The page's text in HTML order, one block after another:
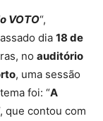
VOTO“,
dia 18 de
no auditório
, uma sessão
foi: “A
que contou com